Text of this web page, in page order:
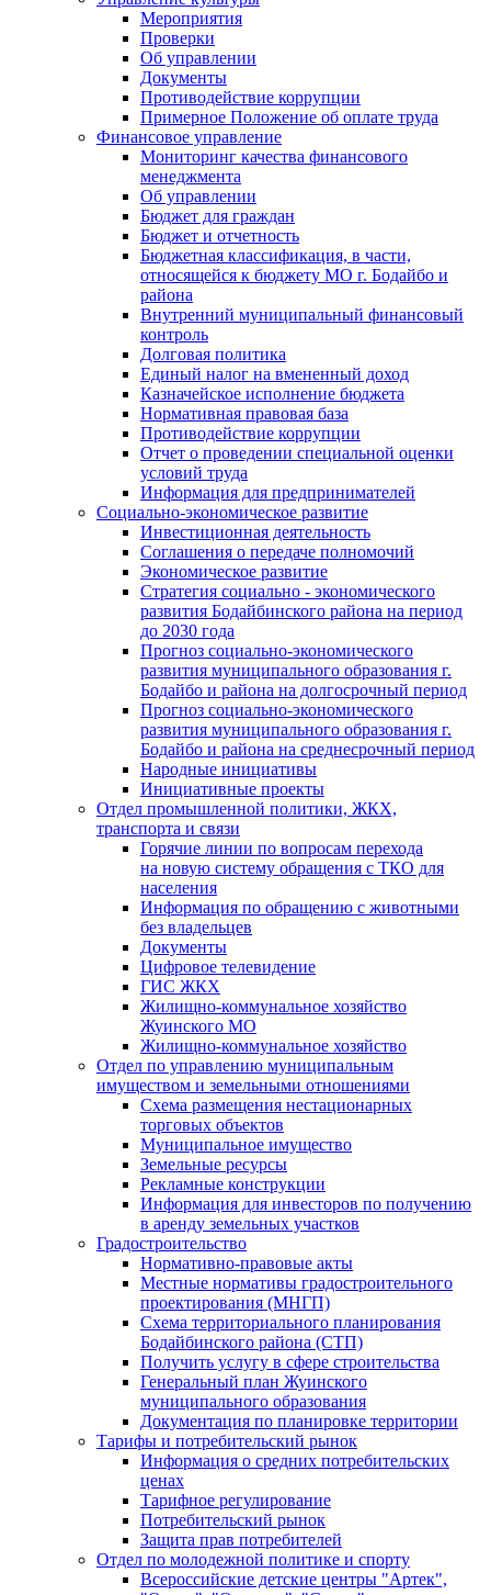
Мероприятия
Проверки
Об управлении
Документы
Противодействие коррупции
Примерное Положение об оплате труда
Финансовое управление
Мониторинг качества финансового
менеджмента
Об управлении
Бюджет для граждан
Бюджет и отчетность
Бюджетная классификация, в части,
относящейся к бюджету МО г. Бодайбо и
района
Внутренний муниципальный финансовый
контроль
Долговая политика
Единый налог на вмененный доход
Казначейское исполнение бюджета
Нормативная правовая база
Противодействие коррупции
Отчет о проведении специальной оценки
условий труда
Информация для предпринимателей
Социально-экономическое развитие
Инвестиционная деятельность
Соглашения о передаче полномочий
Экономическое развитие
Стратегия социально - экономического
развития Бодайбинского района на период
до 2030 года
Прогноз социально-экономического
развития муниципального образования г.
Бодайбо и района на долгосрочный период
Прогноз социально-экономического
развития муниципального образования г.
Бодайбо и района на среднесрочный период
Народные инициативы
Инициативные проекты
Отдел промышленной политики, ЖКХ,
транспорта и связи
Горячие линии по вопросам перехода
на новую систему обращения с ТКО для
населения
Информация по обращению с животными
без владельцев
Документы
Цифровое телевидение
ГИС ЖКХ
Жилищно-коммунальное хозяйство
Жуинского МО
Жилищно-коммунальное хозяйство
Отдел по управлению муниципальным
имуществом и земельными отношениями
Схема размещения нестационарных
торговых объектов
Муниципальное имущество
Земельные ресурсы
Рекламные конструкции
Информация для инвесторов по получению
в аренду земельных участков
Градостроительство
Нормативно-правовые акты
Местные нормативы градостроительного
проектирования (МНГП)
Схема территориального планирования
Бодайбинского района (СТП)
Получить услугу в сфере строительства
Генеральный план Жуинского
муниципального образования
Документация по планировке территории
Тарифы и потребительский рынок
Информация о средних потребительских
ценах
Тарифное регулирование
Потребительский рынок
Защита прав потребителей
Отдел по молодежной политике и спорту
Всероссийские детские центры "Артек",